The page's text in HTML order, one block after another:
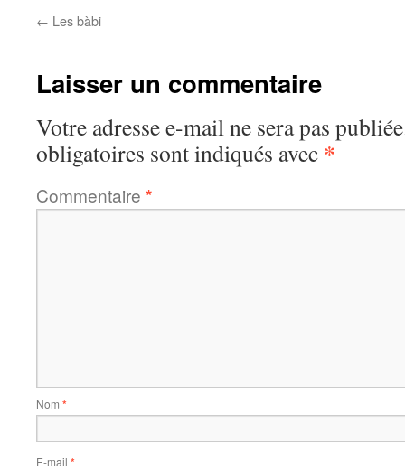
← Les bàbi
Laisser un commentaire
Votre adresse e-mail ne sera pas
obligatoires sont indiqués avec *
Commentaire *
Nom *
E-mail *